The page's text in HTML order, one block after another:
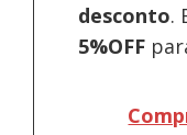
desconto.
5%OFF